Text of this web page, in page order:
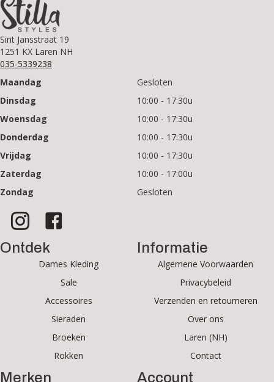
Sint Jansstraat 19
1251 KX Laren NH
035-5339238
Maandag
Gesloten
Dinsdag
10:00 - 17:30u
Woensdag
10:00 - 17:30u
Donderdag
10:00 - 17:30u
Vrijdag
10:00 - 17:30u
Zaterdag
10:00 - 17:00u
Zondag
Gesloten
Ontdek
Dames Kleding
Sale
Accessoires
Sieraden
Broeken
Rokken
Merken
Informatie
Algemene Voorwaarden
Privacybeleid
Verzenden en retourneren
Over ons
Laren (NH)
Contact
Account